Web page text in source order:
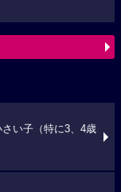
い子（特に3、4歳